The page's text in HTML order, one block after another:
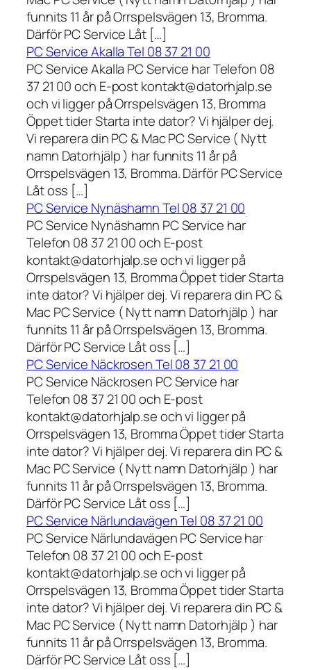
funnits 11 år på Orrspelsvägen 13, Bromma.
Därför PC Service Låt […]
PC Service Akalla Tel 08 37 21 00
PC Service Akalla PC Service har Telefon 08
37 21 00 och E-post kontakt@datorhjalp.se
och vi ligger på Orrspelsvägen 13, Bromma
Öppet tider Starta inte dator? Vi hjälper dej.
Vi reparera din PC & Mac PC Service ( Nytt
namn Datorhjälp ) har funnits 11 år på
Orrspelsvägen 13, Bromma. Därför PC Service
Låt oss […]
PC Service Nynäshamn Tel 08 37 21 00
PC Service Nynäshamn PC Service har
Telefon 08 37 21 00 och E-post
kontakt@datorhjalp.se och vi ligger på
Orrspelsvägen 13, Bromma Öppet tider Starta
inte dator? Vi hjälper dej. Vi reparera din PC &
Mac PC Service ( Nytt namn Datorhjälp ) har
funnits 11 år på Orrspelsvägen 13, Bromma.
Därför PC Service Låt oss […]
PC Service Näckrosen Tel 08 37 21 00
PC Service Näckrosen PC Service har
Telefon 08 37 21 00 och E-post
kontakt@datorhjalp.se och vi ligger på
Orrspelsvägen 13, Bromma Öppet tider Starta
inte dator? Vi hjälper dej. Vi reparera din PC &
Mac PC Service ( Nytt namn Datorhjälp ) har
funnits 11 år på Orrspelsvägen 13, Bromma.
Därför PC Service Låt oss […]
PC Service Närlundavägen Tel 08 37 21 00
PC Service Närlundavägen PC Service har
Telefon 08 37 21 00 och E-post
kontakt@datorhjalp.se och vi ligger på
Orrspelsvägen 13, Bromma Öppet tider Starta
inte dator? Vi hjälper dej. Vi reparera din PC &
Mac PC Service ( Nytt namn Datorhjälp ) har
funnits 11 år på Orrspelsvägen 13, Bromma.
Därför PC Service Låt oss […]